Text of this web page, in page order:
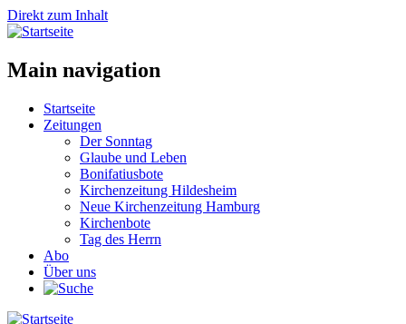
Direkt zum Inhalt
Main navigation
Startseite
Zeitungen
Der Sonntag
Glaube und Leben
Bonifatiusbote
Kirchenzeitung Hildesheim
Neue Kirchenzeitung Hamburg
Kirchenbote
Tag des Herrn
Abo
Über uns